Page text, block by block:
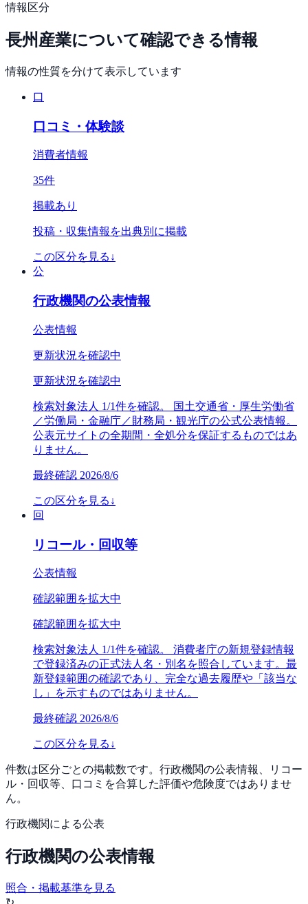
情報区分
長州産業について確認できる情報
情報の性質を分けて表示しています
口
口コミ・体験談
消費者情報
35件
掲載あり
投稿・収集情報を出典別に掲載
この区分を見る ↓
公
行政機関の公表情報
公表情報
更新状況を確認中
更新状況を確認中
検索対象法人 1/1件を確認。 国土交通省・厚生労働省
／労働局・金融庁／財務局・観光庁の公式公表情報。
公表元サイトの全期間・全処分を保証するものではあ
りません。
最終確認 2026/8/6
この区分を見る ↓
回
リコール・回収等
公表情報
確認範囲を拡大中
確認範囲を拡大中
検索対象法人 1/1件を確認。 消費者庁の新規登録情報
で登録済みの正式法人名・別名を照合しています。最
新登録範囲の確認であり、完全な過去履歴や「該当な
し」を示すものではありません。
最終確認 2026/8/6
この区分を見る ↓
件数は区分ごとの掲載数です。行政機関の公表情報、リコー
ル・回収等、口コミを合算した評価や危険度ではありませ
ん。
行政機関による公表
行政機関の公表情報
照合・掲載基準を見る